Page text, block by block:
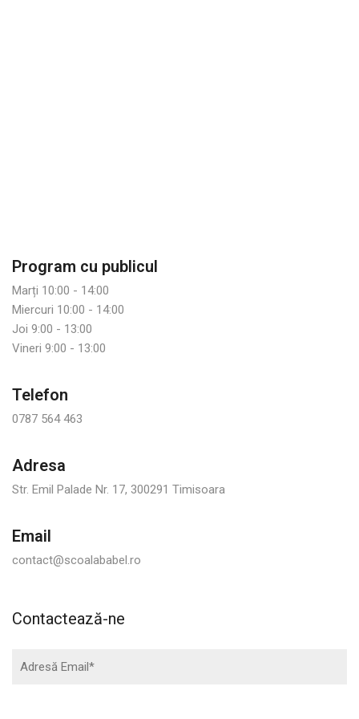
Program cu publicul
Marți 10:00 - 14:00
Miercuri 10:00 - 14:00
Joi 9:00 - 13:00
Vineri 9:00 - 13:00
Telefon
0787 564 463
Adresa
Str. Emil Palade Nr. 17, 300291 Timisoara
Email
contact@scoalababel.ro
Contactează-ne